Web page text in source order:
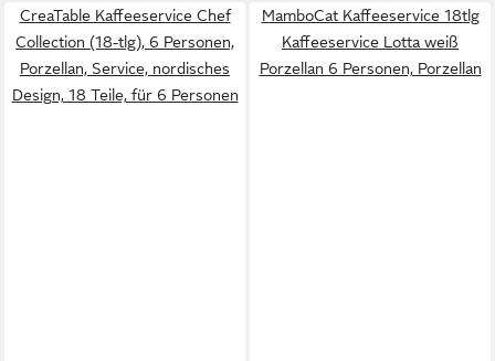
CreaTable Kaffeeservice Chef
Collection (18-tlg), 6 Personen,
Porzellan, Service, nordisches
Design, 18 Teile, für 6 Personen
MamboCat Kaffeeservice 18tlg
Kaffeeservice Lotta weiß
Porzellan 6 Personen, Porzellan